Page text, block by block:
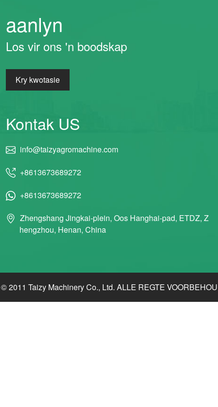
aanlyn
Los vir ons 'n boodskap
Kry kwotasie
Kontak US
info@taizyagromachine.com
+8613673689272
+8613673689272
Zhengshang Jingkai-plein, Oos Hanghai-pad, ETDZ, Z
hengzhou, Henan, China
© 2011 Taizy Machinery Co., Ltd. ALLE REGTE VOORBEHOU